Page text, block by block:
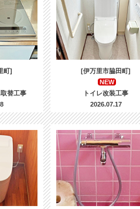
町]
替工事
[伊万里市脇田町]
NEW
トイレ改装工事
2026.07.17